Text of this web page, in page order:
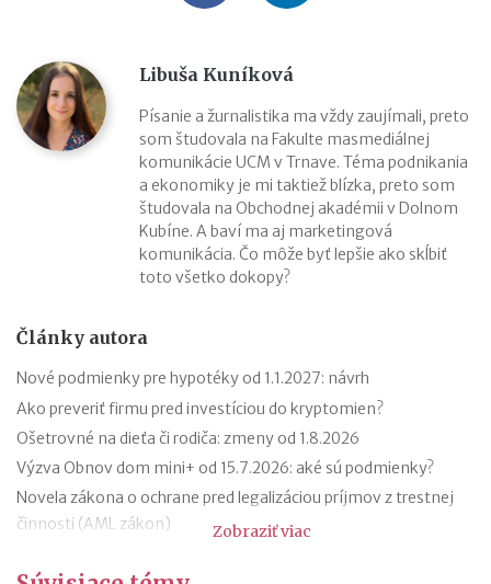
Libuša Kuníková
Písanie a žurnalistika ma vždy zaujímali, preto
som študovala na Fakulte masmediálnej
komunikácie UCM v Trnave. Téma podnikania
a ekonomiky je mi taktiež blízka, preto som
študovala na Obchodnej akadémii v Dolnom
Kubíne. A baví ma aj marketingová
komunikácia. Čo môže byť lepšie ako skĺbiť
toto všetko dokopy?
Články autora
Nové podmienky pre hypotéky od 1.1.2027: návrh
Ako preveriť firmu pred investíciou do kryptomien?
Ošetrovné na dieťa či rodiča: zmeny od 1.8.2026
Výzva Obnov dom mini+ od 15.7.2026: aké sú podmienky?
Novela zákona o ochrane pred legalizáciou príjmov z trestnej
činnosti (AML zákon)
Zobraziť viac